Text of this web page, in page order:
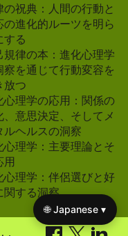
の祝典：人間の行動と
の進化的ルーツを明ら
する
規律の本：進化心理学
察を通じて行動変容を
放つ
心理学の応用：関係の
、意思決定、そしてメ
ルヘルスの洞察
心理学：主要理論とそ
用
心理学：伴侶選びと好
関する洞察
🌐 Japanese ▾